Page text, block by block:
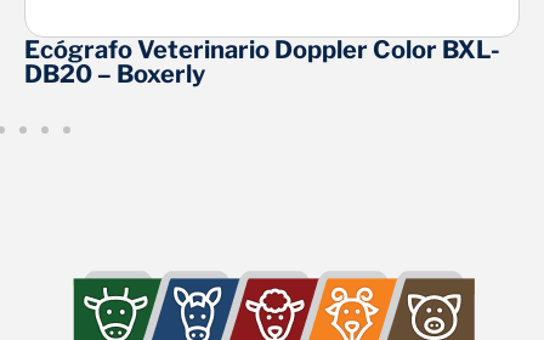
Ecógrafo Veterinario Doppler Color BXL-
DB20 – Boxerly